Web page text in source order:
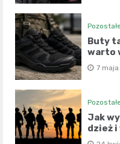
Buty
warto
7
Jak
dzież